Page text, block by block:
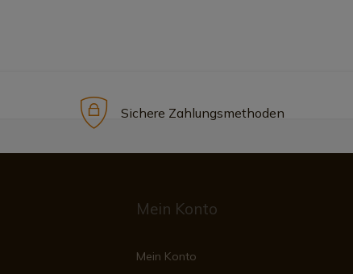
Sichere Zahlungsmethoden
Mein Konto
Mein Konto